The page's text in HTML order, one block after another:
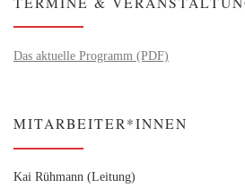
Das aktuelle Programm (PDF)
MITARBEITER*INNEN
Kai Rühmann (Leitung)